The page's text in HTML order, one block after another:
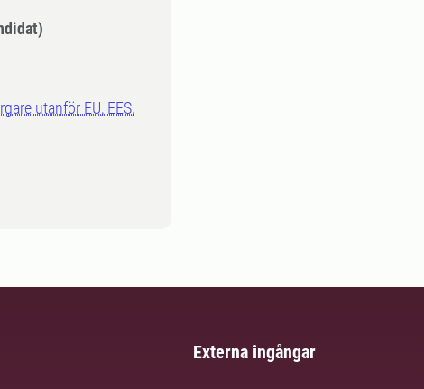
utanför EU, EES,
Externa ingångar